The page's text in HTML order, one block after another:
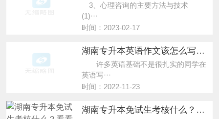
3、心理咨询的主要方法与技术
(1)···
时间：2023-02-17
湖南专升本英语作文该怎么写？要背个模板吗？
许多英语基础不是很扎实的同学在
英语写···
时间：2022-11-23
湖南专升本免试生考核什么？看看院校的免试生题目